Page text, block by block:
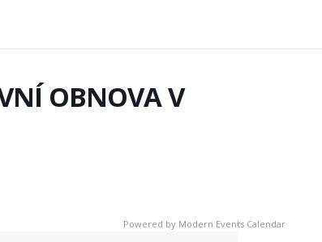
OBNOVA V
Powered by Modern Events Calendar